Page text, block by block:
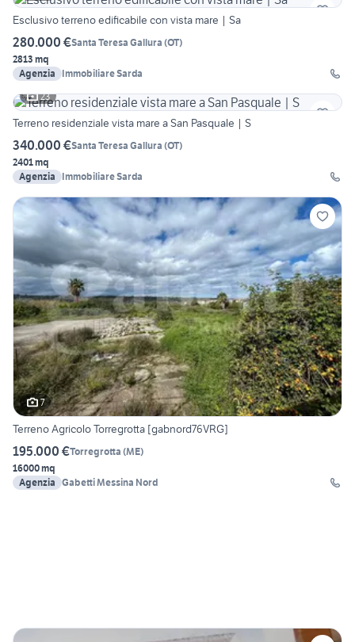
Esclusivo terreno edificabile con vista mare | Sa
280.000 €Santa Teresa Gallura (OT)
2813 mq
Agenzia
Immobiliare Sarda
23
Terreno residenziale vista mare a San Pasquale | S
340.000 €Santa Teresa Gallura (OT)
2401 mq
Agenzia
Immobiliare Sarda
7
Terreno Agricolo Torregrotta [gabnord76VRG]
195.000 €Torregrotta (ME)
16000 mq
Agenzia Gabetti Messina Nord